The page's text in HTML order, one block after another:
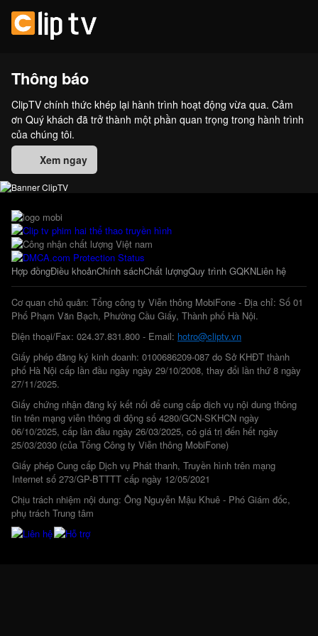
Thông báo
ClipTV chính thức khép lại hành trình hoạt động vừa qua. Cảm
ơn Quý khách đã trở thành một phần quan trọng trong hành trình
của chúng tôi.
Xem ngay
Hợp đồngĐiều khoảnChính sáchChất lượngQuy trình GQKNLiên hệ
Cơ quan chủ quản: Tổng công ty Viễn thông MobiFone - Địa chỉ: Số 01
Phố Phạm Văn Bạch, Phường Cầu Giấy, Thành phố Hà Nội.
Điện thoại/Fax: 024.37.831.800 - Email: hotro@cliptv.vn
Giấy phép đăng ký kinh doanh: 0100686209-087 do Sở KHĐT thành
phố Hà Nội cấp lần đầu ngày ngày 29/10/2008, thay đổi lần thứ 8 ngày
27/11/2025.
Giấy chứng nhận đăng ký kết nối để cung cấp dịch vụ nội dung thông
tin trên mạng viễn thông di động số 4280/GCN-SKHCN ngày
06/10/2025, cấp lần đầu ngày 26/03/2025, có giá trị đến hết ngày
25/03/2030 (của Tổng Công ty Viễn thông MobiFone)
Giấy phép Cung cấp Dịch vụ Phát thanh, Truyền hình trên mạng
Internet số 273/GP-BTTTT cấp ngày 12/05/2021
Chịu trách nhiệm nội dung: Ông Nguyễn Mậu Khuê - Phó Giám đốc,
phụ trách Trung tâm